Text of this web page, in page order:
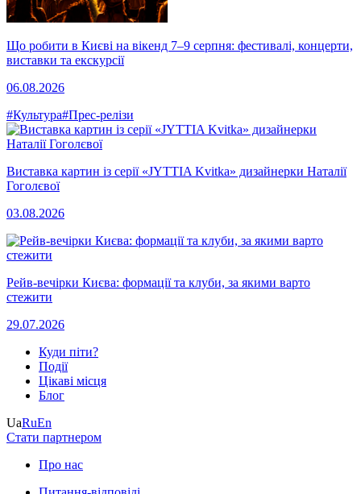
Що робити в Києві на вікенд 7–9 серпня: фестивалі, концерти,
виставки та екскурсії
06.08.2026
#Культура#Прес-релізи
Виставка картин із серії «JYTTIA Kvitka» дизайнерки Наталії
Гоголєвої
03.08.2026
Рейв-вечірки Києва: формації та клуби, за якими варто
стежити
29.07.2026
Куди піти?
Події
Цікаві місця
Блог
UaRuEn
Стати партнером
Про нас